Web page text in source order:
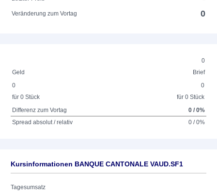
Veränderung zum Vortag 0
0
Geld
Brief
0
für 0 Stück
0
für 0 Stück
Differenz zum Vortag
0 / 0%
Spread absolut / relativ
0 / 0%
Kursinformationen BANQUE CANTONALE VAUD.SF1
Tagesumsatz